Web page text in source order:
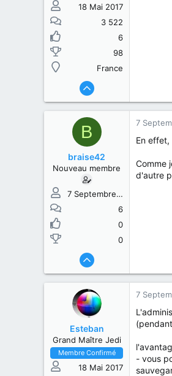
18 Mai 2017
3 522
6
98
France
B
braise42
Nouveau membre
7 Septembre 2017
6
0
0
7
En
Comme
d'autre
Esteban
Grand Maître Jedi
Membre Confirmé
18 Mai 2017
7
- vous